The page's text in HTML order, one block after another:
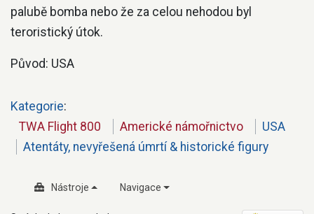
palubě bomba nebo že za celou nehodou byl
teroristický útok.
Původ: USA
Kategorie:
TWA Flight 800
Americké námořnictvo
USA
Atentáty, nevyřešená úmrtí & historické figury
Nástroje Navigace